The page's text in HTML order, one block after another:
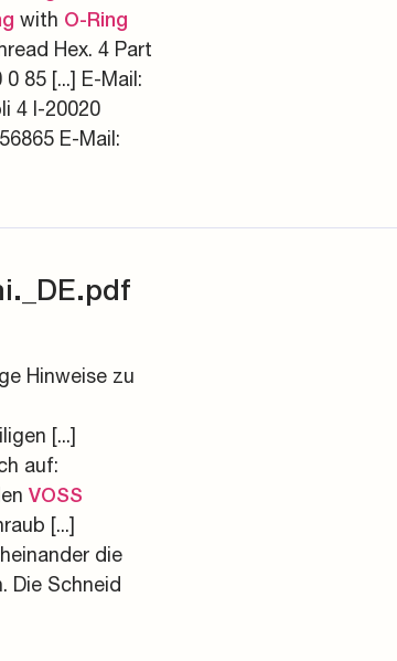
with O-Ring
Hex. 4 Part
85 [...] E-Mail:
4 I-20020
E-Mail:
Hinweise zu
[...]
auf:
VOSS
[...]
die
Die Schneid